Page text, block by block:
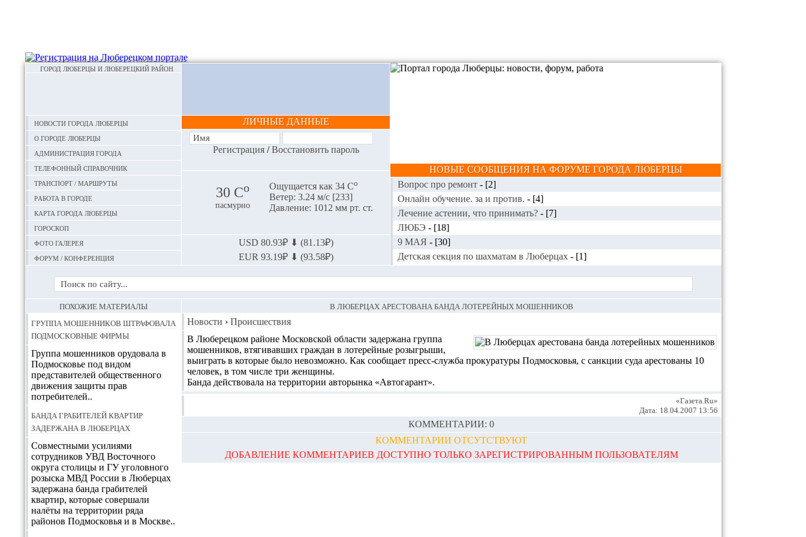
ГОРОД ЛЮБЕРЦЫ И ЛЮБЕРЕЦКИЙ РАЙОН
Новости города Люберцы
О городе Люберцы
Администрация города
Телефонный справочник
Транспорт / маршруты
Работа в городе
Карта города Люберцы
Гороскоп
Фото галерея
Форум / конференция
ЛИЧНЫЕ ДАННЫЕ
Регистрация/Восстановить пароль
30 Сo
пасмурно
Ощущается как 34 Сo
Ветер: 3.24 м/с [233]
Давление: 1012 мм рт. ст.
USD 80.93₽ ⬇ (81.13₽)
EUR 93.19₽ ⬇ (93.58₽)
НОВЫЕ СООБЩЕНИЯ НА ФОРУМЕ ГОРОДА ЛЮБЕРЦЫ
Вопрос про ремонт - [2]
Онлайн обучение. за и против. - [4]
Лечение астении, что принимать? - [7]
ЛЮБЭ - [18]
9 МАЯ - [30]
Детская секция по шахматам в Люберцах - [1]
В ЛЮБЕРЦАХ АРЕСТОВАНА БАНДА ЛОТЕРЕЙНЫХ МОШЕННИКОВ
Новости › Происшествия
В Люберецком районе Московской области задержана группа
мошенников, втягивавших граждан в лотерейные розыгрыши,
выиграть в которые было невозможно. Как сообщает пресс-служба прокуратуры Подмосковья, с санкции суда арестованы 10
человек, в том числе три женщины.
Банда действовала на территории авторынка «Автогарант».
«Газета.Ru»
Дата: 18.04.2007 13:56
КОММЕНТАРИИ: 0
КОММЕНТАРИИ ОТСУТСТВУЮТ
ДОБАВЛЕНИЕ КОММЕНТАРИЕВ ДОСТУПНО ТОЛЬКО ЗАРЕГИСТРИРОВАННЫМ ПОЛЬЗОВАТЕЛЯМ
ПОХОЖИЕ МАТЕРИАЛЫ
Группа мошенников штрафовала
подмосковные фирмы
Группа мошенников орудовала в
Подмосковье под видом
представителей общественного
движения защиты прав
потребителей..
Банда грабителей квартир
задержана в Люберцах
Совместными усилиями
сотрудников УВД Восточного
округа столицы и ГУ уголовного
розыска МВД России в Люберцах
задержана банда грабителей
квартир, которые совершали
налёты на территории ряда
районов Подмосковья и в Москве..